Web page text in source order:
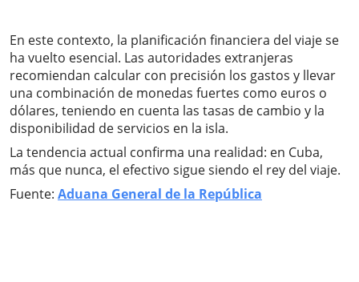
En este contexto, la planificación financiera del viaje se
ha vuelto esencial. Las autoridades extranjeras
recomiendan calcular con precisión los gastos y llevar
una combinación de monedas fuertes como euros o
dólares, teniendo en cuenta las tasas de cambio y la
disponibilidad de servicios en la isla.
La tendencia actual confirma una realidad: en Cuba,
más que nunca, el efectivo sigue siendo el rey del viaje.
Fuente: Aduana General de la República